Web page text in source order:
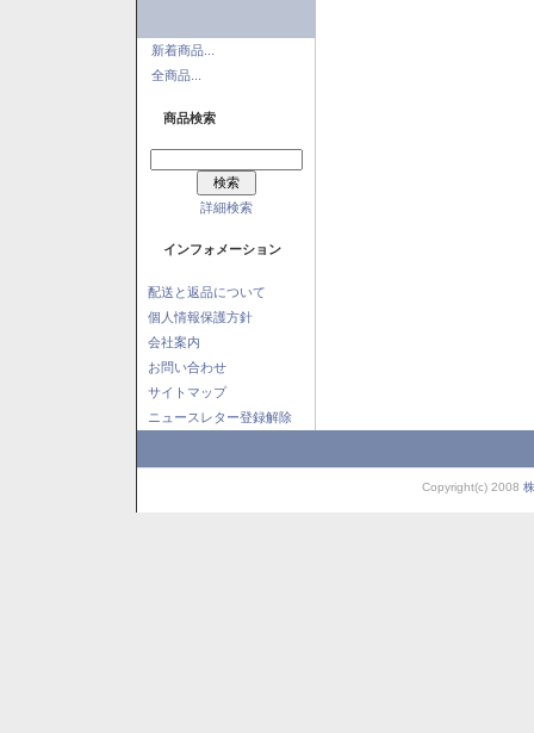
新着商品...
全商品...
商品検索
詳細検索
インフォメーション
配送と返品について
個人情報保護方針
会社案内
お問い合わせ
サイトマップ
ニュースレター登録解除
Copyright(c) 2008